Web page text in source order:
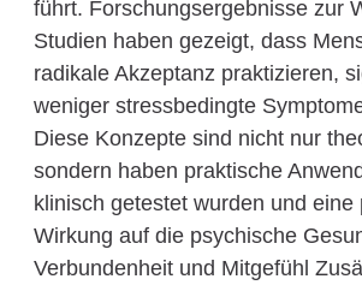
führt. Forschungsergebnisse zur
Studien haben gezeigt, dass
radikale Akzeptanz praktizieren,
weniger stressbedingte
Diese Konzepte sind nicht nur
sondern haben praktische
klinisch getestet wurden und eine
Wirkung auf die psychische
Verbundenheit und Mitgefühl